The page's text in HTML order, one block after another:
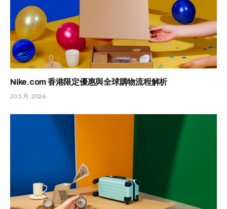
Nike.com 香港限定優惠與全球購物流程解析
20 5 月, 2026